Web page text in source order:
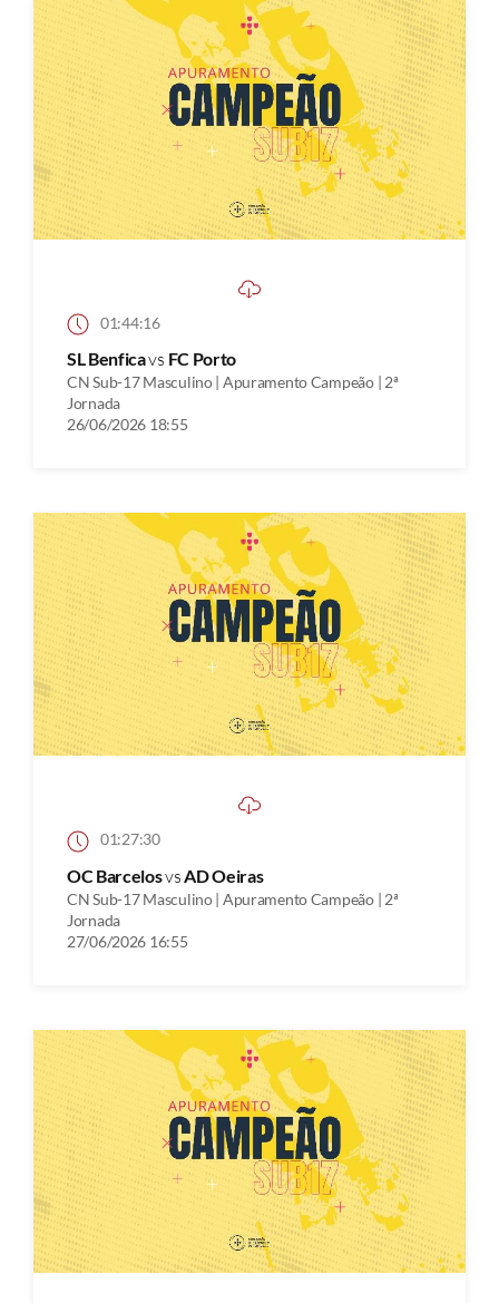
01:44:16
SL Benficavs FC Porto
CN Sub-17 Masculino | Apuramento Campeão | 2ª
Jornada
26/06/2026 18:55
01:27:30
OC BarcelosvsAD Oeiras
CN Sub-17 Masculino | Apuramento Campeão | 2ª
Jornada
27/06/2026 16:55